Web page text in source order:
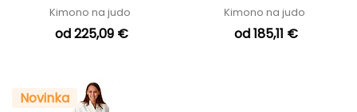
Kimono na judo
od 225,09 €
Kimono na judo
od 185,11 €
Novinka